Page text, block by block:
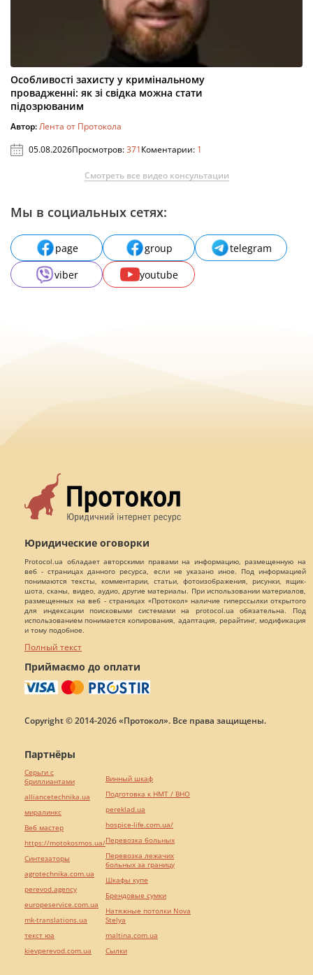
Особливості захисту у кримінальному
провадженні: як зі свідка можна стати
підозрюваним
Автор:Лента от Протокола
05.08.2026Просмотров:371Коментарии: 1
Смотреть все видео консультации
Мы в социальных сетях:
page group
telegram
viber
youtube
Юридические оговорки
Protocol.ua обладает авторскими правами на информацию, размещенную на
веб - страницах данного ресурса, если не указано иное. Под информацией
понимаются тексты, комментарии, статьи, фотоизображения, рисунки, ящик-
шота, сканы, видео, аудио, другие материалы. При использовании материалов,
размещенных на веб - страницах «Протокол» наличие гиперссылки открытого
для индексации поисковыми системами на protocol.ua обязательна. Под
использованием понимается копирования, адаптация, рерайтинг, модификация
и тому подобное.
Полный текст
Приймаємо до оплати
Copyright © 2014-2026 «Протокол». Все права защищены.
Партнёры
Серьги с
бриллиантами
alliancetechnika.ua
миралинкс
Веб мастер
https://motokosmos.ua/
Синтезаторы
agrotechnika.com.ua
perevod.agency
europeservice.com.ua
mk-translations.ua
текст юа
kievperevod.com.ua
Винный шкаф
Подготовка к НМТ / ВНО
pereklad.ua
hospice-life.com.ua/
Перевозка больных
Перевозка лежачих
больных за границу
Шкафы купе
Брендовые сумки
Натяжные потолки Nova
Stelya
maltina.com.ua
Cылки